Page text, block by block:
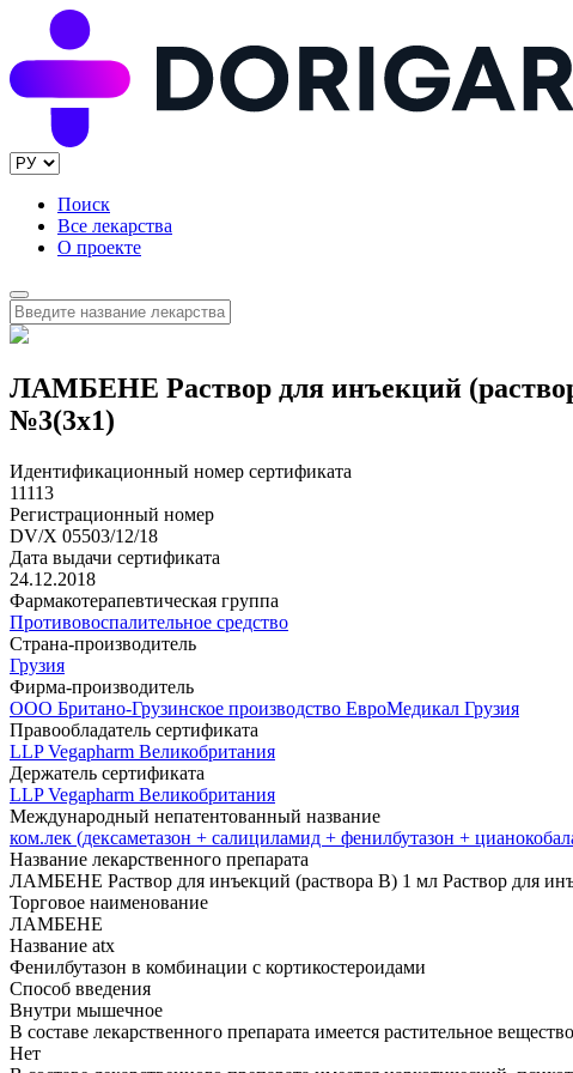
Поиск
Все лекарства
О проекте
ЛАМБЕНЕ Раствор для инъекций
№3(3x1)
Идентификационный номер сертификата
11113
Регистрационный номер
DV/X 05503/12/18
Дата выдачи сертификата
24.12.2018
Фармакотерапевтическая группа
Противовоспалительное средство
Страна-производитель
Грузия
Фирма-производитель
ООО Британо-Грузинское производство ЕвроМедикал Грузия
Правообладатель сертификата
LLP Vegapharm Великобритания
Держатель сертификата
LLP Vegapharm Великобритания
Международный непатентованный название
ком.лек (дексаметазон + салициламид + фенилбутазон +
Название лекарственного препарата
ЛАМБЕНЕ Раствор для инъекций (раствора В) 1 мл Раствор для
Торговое наименование
ЛАМБЕНЕ
Название atx
Фенилбутазон в комбинации с кортикостероидами
Способ введения
Внутри мышечное
В составе лекарственного препарата имеется растительное
Нет